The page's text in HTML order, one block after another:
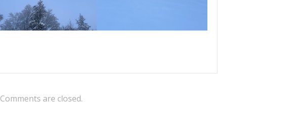
Comments are closed.